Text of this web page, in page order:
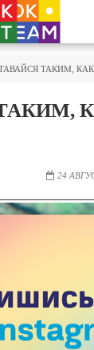
ТАКИМ,
24